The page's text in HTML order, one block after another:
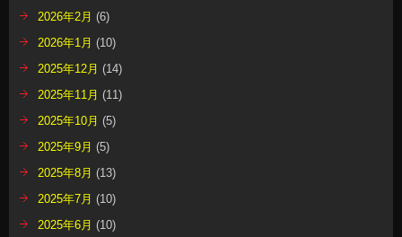
2026年2月 (6)
2026年1月 (10)
2025年12月 (14)
2025年11月 (11)
2025年10月 (5)
2025年9月 (5)
2025年8月 (13)
2025年7月 (10)
2025年6月 (10)